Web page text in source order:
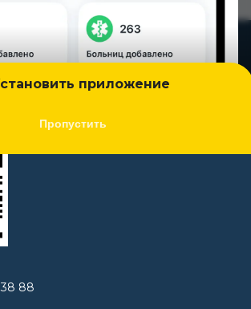
приложение
Пропустить
88